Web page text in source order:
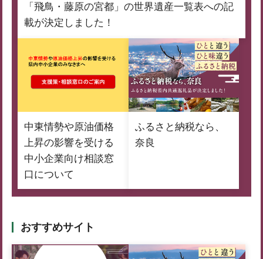
「飛鳥・藤原の宮都」の世界遺産一覧表への記
載が決定しました！
中東情勢や原油価格
上昇の影響を受ける
中小企業向け相談窓
口について
ふるさと納税なら、
奈良
おすすめサイト